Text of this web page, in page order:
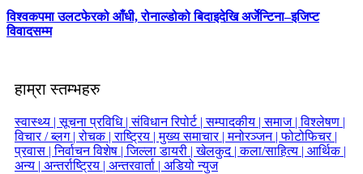
विश्वकपमा उलटफेरको आँधी, रोनाल्डोको बिदाइदेखि अर्जेन्टिना–इजिप्ट
विवादसम्म
हाम्रा स्तम्भहरु
स्वास्थ्य |सूचना प्रविधि |संविधान रिपोर्ट |सम्पादकीय |समाज |विश्लेषण |
विचार / ब्लग |रोचक |राष्ट्रिय |मुख्य समाचार |मनोरञ्जन |फोटोफिचर |
प्रवास |निर्वाचन विशेष |जिल्ला डायरी |खेलकुद |कला/साहित्य | आर्थिक |
अन्य | अन्तर्राष्ट्रिय | अन्तरवार्ता | अडियो न्युज